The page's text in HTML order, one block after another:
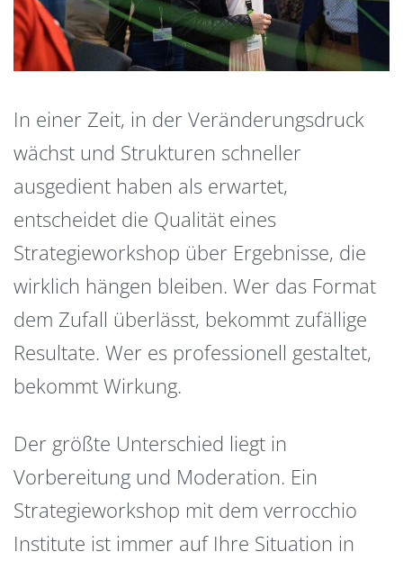
In einer Zeit, in der Veränderungsdruck
wächst und Strukturen schneller
ausgedient haben als erwartet,
entscheidet die Qualität eines
Strategieworkshop über Ergebnisse, die
wirklich hängen bleiben. Wer das Format
dem Zufall überlässt, bekommt zufällige
Resultate. Wer es professionell gestaltet,
bekommt Wirkung.
Der größte Unterschied liegt in
Vorbereitung und Moderation. Ein
Strategieworkshop mit dem verrocchio
Institute ist immer auf Ihre Situation in